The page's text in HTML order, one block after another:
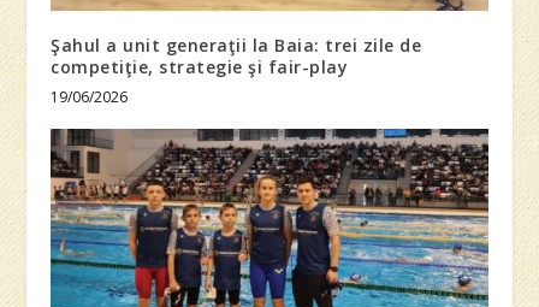
Şahul a unit generaţii la Baia: trei zile de
competiţie, strategie şi fair-play
19/06/2026